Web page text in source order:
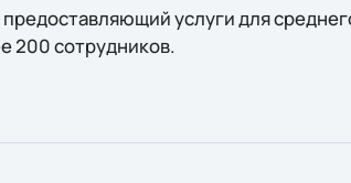
услуги для
200 сотрудников.